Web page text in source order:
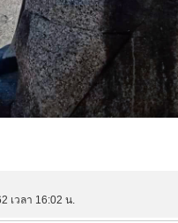
เวลา 16:02 น.